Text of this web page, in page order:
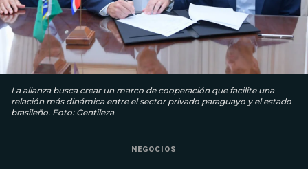
La alianza busca crear un marco de cooperación que facilite una
relación más dinámica entre el sector privado paraguayo y el estado
brasileño. Foto: Gentileza
NEGOCIOS